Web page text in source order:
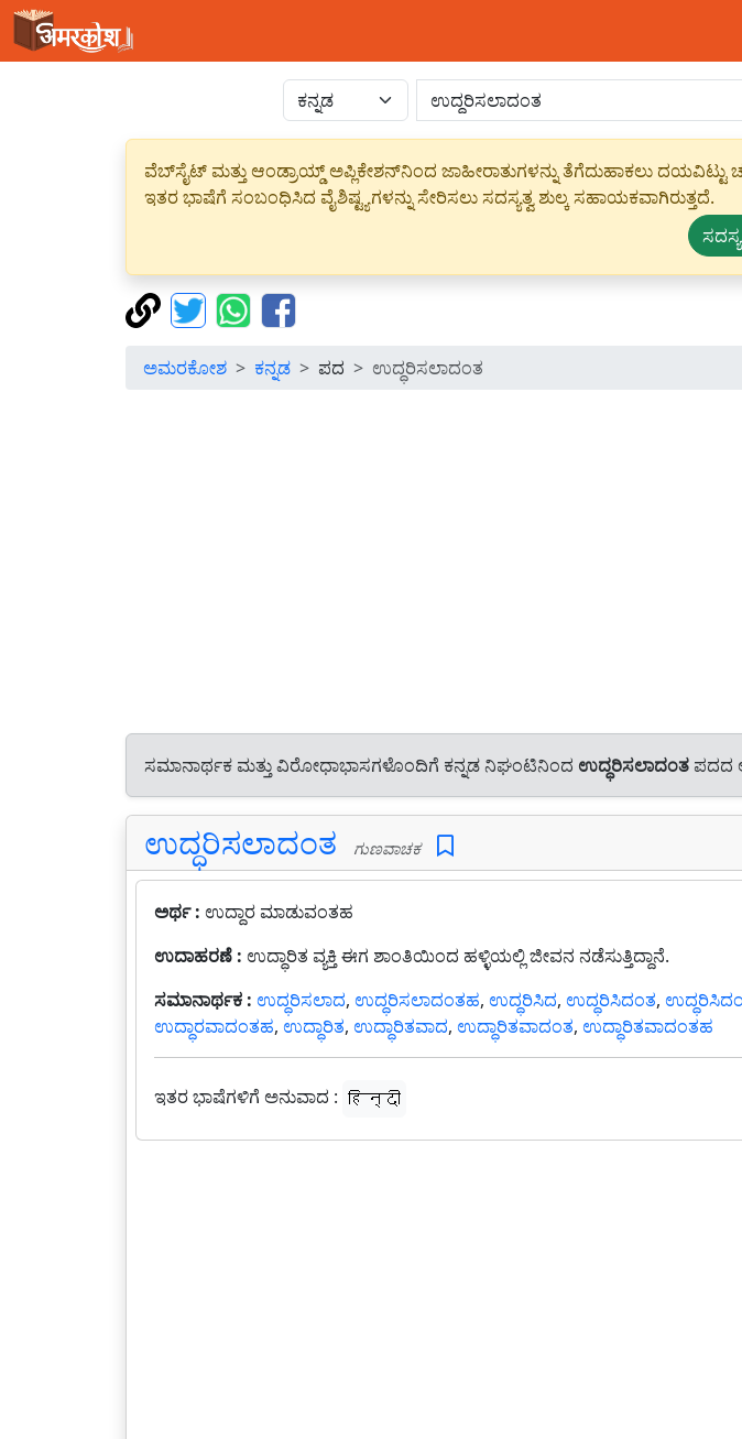
ವೆಬ್‌ಸೈಟ್ ಮತ್ತು ಆಂಡ್ರಾಯ್ಡ್ ಅಪ್ಲಿಕೇಶನ್‌ನಿಂದ ಜಾಹೀರಾತುಗಳನ್ನು ತೆಗೆದುಹಾಕಲು ದಯವಿಟ್ಟು
ಇತರ ಭಾಷೆಗೆ ಸಂಬಂಧಿಸಿದ ವೈಶಿಷ್ಟ್ಯಗಳನ್ನು ಸೇರಿಸಲು ಸದಸ್ಯತ್ವ ಶುಲ್ಕ ಸಹಾಯಕವಾಗಿರುತ್ತದೆ.
ಅಮರಕೋಶ ಕನ್ನಡ ಪದ ಉದ್ಧರಿಸಲಾದಂತ
ಸಮಾನಾರ್ಥಕ ಮತ್ತು ವಿರೋಧಾಭಾಸಗಳೊಂದಿಗೆ ಕನ್ನಡ ನಿಘಂಟಿನಿಂದ ಉದ್ಧರಿಸಲಾದಂತ ಪದದ
ಉದ್ಧರಿಸಲಾದಂತ ಗುಣವಾಚಕ
ಅರ್ಥ : ಉದ್ದಾರ ಮಾಡುವಂತಹ
ಉದಾಹರಣೆ : ಉದ್ಧಾರಿತ ವ್ಯಕ್ತಿ ಈಗ ಶಾಂತಿಯಿಂದ ಹಳ್ಳಿಯಲ್ಲಿ ಜೀವನ ನಡೆಸುತ್ತಿದ್ದಾನೆ.
ಸಮಾನಾರ್ಥಕ : ಉದ್ಧರಿಸಲಾದ, ಉದ್ಧರಿಸಲಾದಂತಹ, ಉದ್ಧರಿಸಿದ, ಉದ್ಧರಿಸಿದಂತ,
ಉದ್ಧಾರವಾದಂತಹ, ಉದ್ಧಾರಿತ, ಉದ್ಧಾರಿತವಾದ, ಉದ್ಧಾರಿತವಾದಂತ, ಉದ್ಧಾರಿತವಾದಂತಹ
ಇತರ ಭಾಷೆಗಳಿಗೆ ಅನುವಾದ : हिन्दी